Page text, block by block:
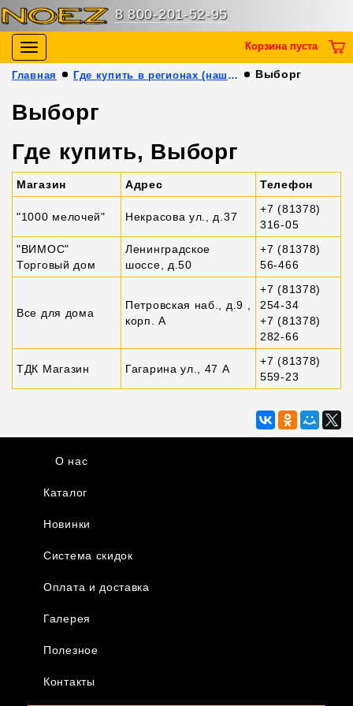
8 800-201-52-95
Toggle
navigation
Корзина пуста
Главная Где купить в регионах (наши партнёры) Выборг
Выборг
Где купить, Выборг
Магазин Адрес Телефон
"1000 мелочей" Некрасова ул., д.37
+7 (81378)
316-05
"ВИМОС"
Торговый дом
Ленинградское
шоссе, д.50
+7 (81378)
56-466
Все для дома
Петровская наб., д.9 ,
корп. А
+7 (81378)
254-34
+7 (81378)
282-66
ТДК Магазин Гагарина ул., 47 А
+7 (81378)
559-23
О нас
Каталог
Новинки
Система скидок
Оплата и доставка
Галерея
Полезное
Контакты